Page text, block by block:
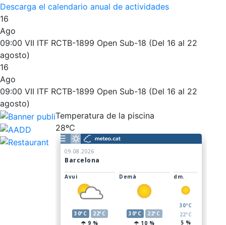
Descarga el calendario anual de actividades
16
Ago
09:00 VII ITF RCTB-1899 Open Sub-18 (Del 16 al 22
agosto)
16
Ago
09:00 VII ITF RCTB-1899 Open Sub-18 (Del 16 al 22
agosto)
Temperatura de la piscina
28ºC